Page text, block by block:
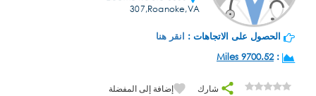
307,Roanoke,VA
الحصول على الاتجاهات : انقر هنا
:
9700.52 Miles
شارك إضافة إلى المفضلة